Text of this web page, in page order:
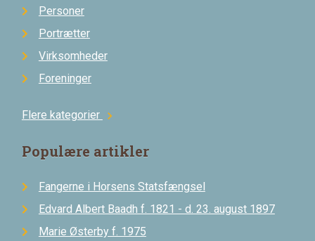
Personer
Portrætter
Virksomheder
Foreninger
Flere kategorier chevron_right
Populære artikler
Fangerne i Horsens Statsfængsel
Edvard Albert Baadh f. 1821 - d. 23. august 1897
Marie Østerby f. 1975